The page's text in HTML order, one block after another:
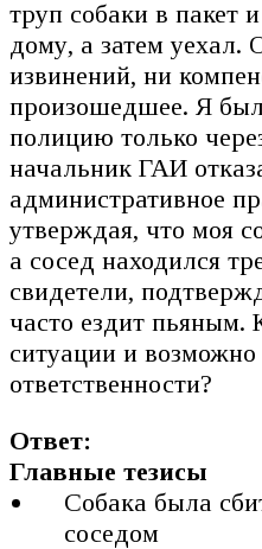
труп собаки в пакет
дому, а затем
извинений, ни
произошедшее. Я
полицию только
начальник ГАИ
административное
утверждая, что моя
а сосед находился
свидетели,
часто ездит пьяным.
ситуации и
ответственности?
Ответ:
Главные тезисы
Собака была
соседом